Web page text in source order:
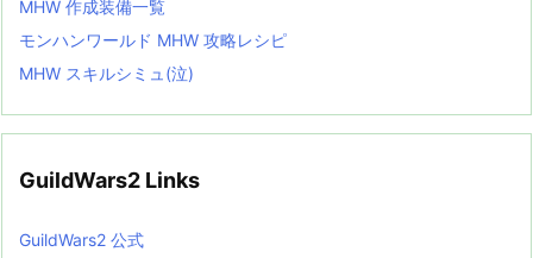
MHW 作成装備一覧
モンハンワールド MHW 攻略レシピ
MHW スキルシミュ(泣)
GuildWars2 Links
GuildWars2 公式